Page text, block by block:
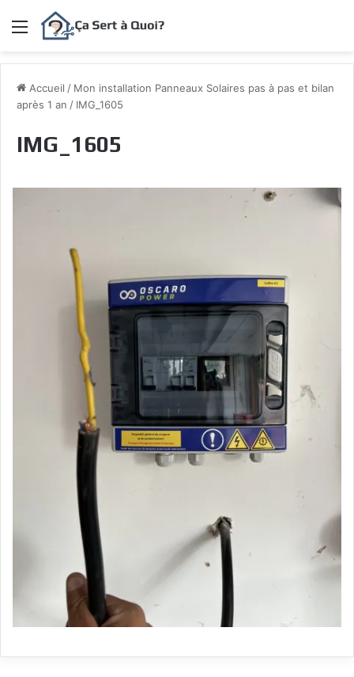
Menu
Accueil / Mon installation Panneaux Solaires pas à pas et bilan
après 1 an / IMG_1605
IMG_1605